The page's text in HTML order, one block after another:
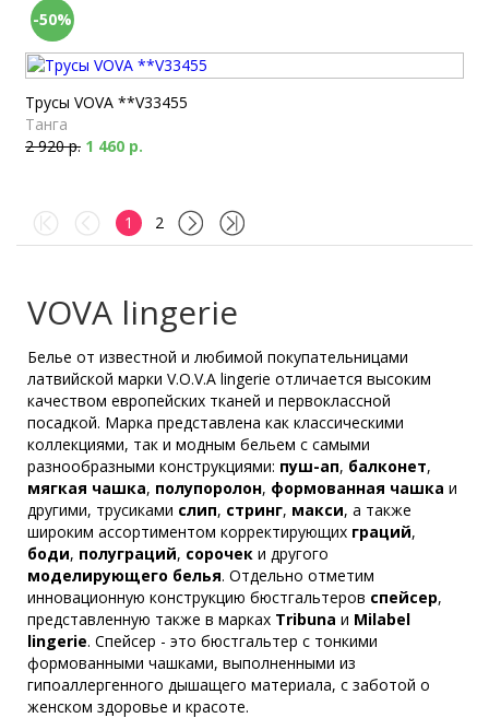
-50%
Трусы VOVA **V33455
Танга
2 920 р. 1 460 р.
1 2
VOVA lingerie
Белье от известной и любимой покупательницами
латвийской марки V.O.V.A lingerie отличается высоким
качеством европейских тканей и первоклассной
посадкой. Марка представлена как классическими
коллекциями, так и модным бельем с самыми
разнообразными конструкциями: пуш-ап, балконет,
мягкая чашка, полупоролон, формованная чашка и
другими, трусиками слип, стринг, макси, а также
широким ассортиментом корректирующих граций,
боди, полуграций, сорочек и другого
моделирующего белья. Отдельно отметим
инновационную конструкцию бюстгальтеров спейсер,
представленную также в марках Tribuna и Milabel
lingerie. Спейсер - это бюстгальтер с тонкими
формованными чашками, выполненными из
гипоаллергенного дышащего материала, с заботой о
женском здоровье и красоте.